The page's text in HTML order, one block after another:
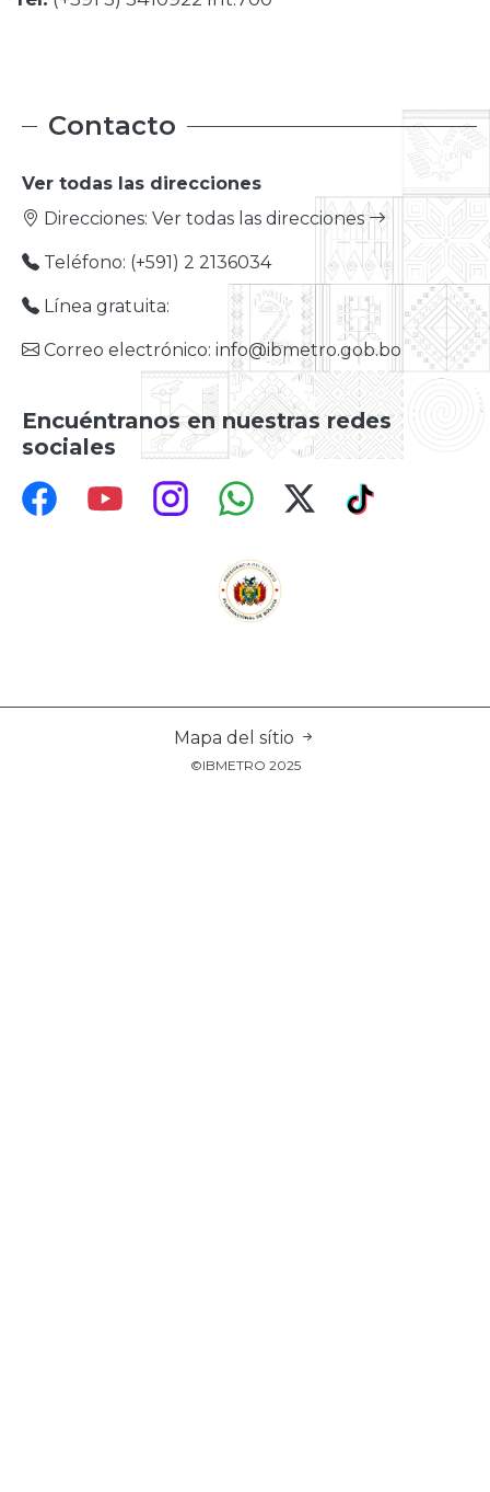
Contacto
Ver todas las direcciones
Direcciones: Ver todas las direcciones
Teléfono: (+591) 2 2136034
Línea gratuita:
Correo electrónico: info@ibmetro.gob.bo
Encuéntranos en nuestras redes
sociales
Mapa del sítio
©IBMETRO 2025